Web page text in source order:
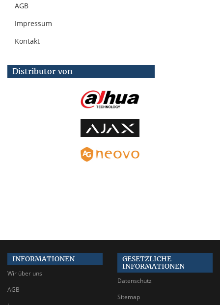
AGB
Impressum
Kontakt
Distributor von
INFORMATIONEN
Wir über uns
AGB
GESETZLICHE
INFORMATIONEN
Datenschutz
Sitemap